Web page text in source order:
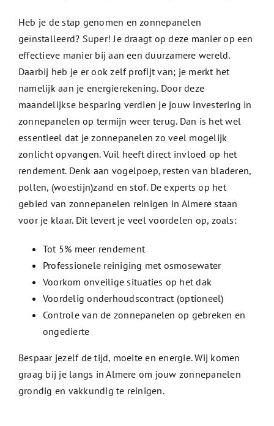
Heb je de stap genomen en zonnepanelen
geïnstalleerd? Super! Je draagt op deze manier op een
effectieve manier bij aan een duurzamere wereld.
Daarbij heb je er ook zelf profijt van; je merkt het
namelijk aan je energierekening. Door deze
maandelijkse besparing verdien je jouw investering in
zonnepanelen op termijn weer terug. Dan is het wel
essentieel dat je zonnepanelen zo veel mogelijk
zonlicht opvangen. Vuil heeft direct invloed op het
rendement. Denk aan vogelpoep, resten van bladeren,
pollen, (woestijn)zand en stof. De experts op het
gebied van zonnepanelen reinigen in Almere staan
voor je klaar. Dit levert je veel voordelen op, zoals:
Tot 5% meer rendement
Professionele reiniging met osmosewater
Voorkom onveilige situaties op het dak
Voordelig onderhoudscontract (optioneel)
Controle van de zonnepanelen op gebreken en
ongedierte
Bespaar jezelf de tijd, moeite en energie. Wij komen
graag bij je langs in Almere om jouw zonnepanelen
grondig en vakkundig te reinigen.